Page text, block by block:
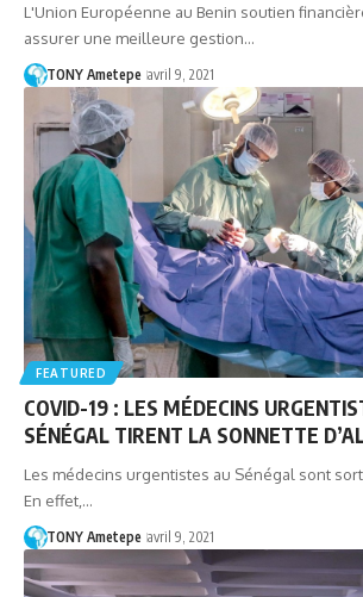
L'Union Européenne au Benin soutien
assurer une meilleure gestion…
TONY Ametepe avril 9, 2021
FEATURED
COVID-19 : LES MÉDECINS
SÉNÉGAL TIRENT LA SONNETTE
Les médecins urgentistes au Sénégal sont
En effet,…
TONY Ametepe avril 9, 2021